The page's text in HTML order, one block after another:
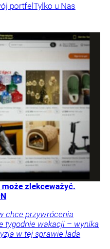
portfelTylko u Nas
zlekceważyć.
chce przywrócenia
tygodnie wakacji – wynika
w tej sprawie lada